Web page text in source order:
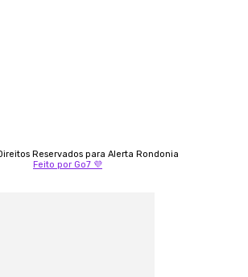
Reservados para Alerta Rondonia
Feito por Go7 💜